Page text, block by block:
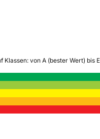
Klassen: von A (bester Wert)